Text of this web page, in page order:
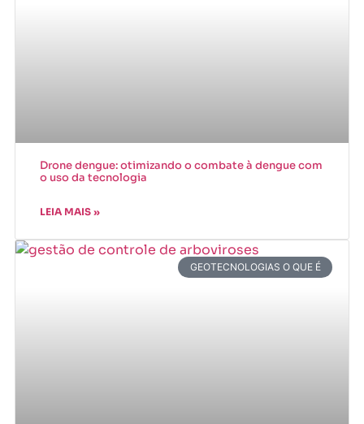
Drone dengue: otimizando o combate à dengue com
o uso da tecnologia
LEIA MAIS »
GEOTECNOLOGIAS O QUE É